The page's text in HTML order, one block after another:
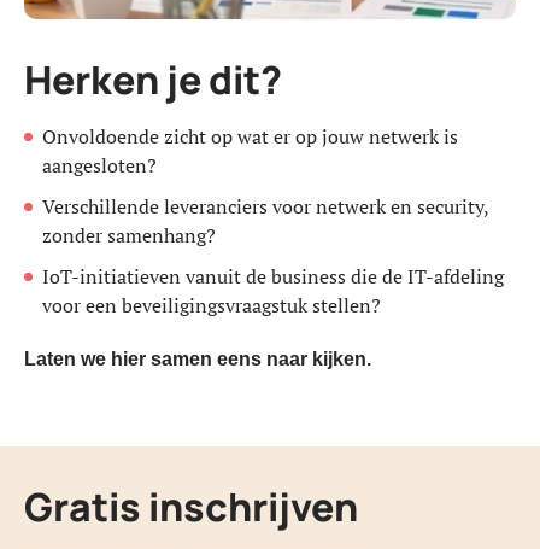
Herken je dit?
Onvoldoende zicht op wat er op jouw netwerk is
aangesloten?
Verschillende leveranciers voor netwerk en security,
zonder samenhang?
IoT-initiatieven vanuit de business die de IT-afdeling
voor een beveiligingsvraagstuk stellen?
Laten we hier samen eens naar kijken.
Gratis inschrijven